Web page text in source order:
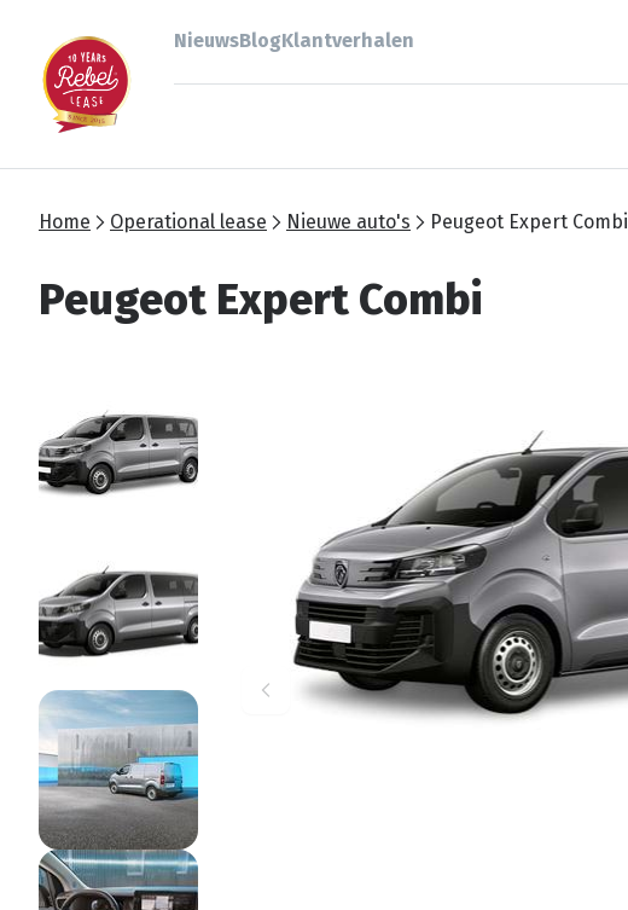
NieuwsBlogKlantverhalen
Home Operational lease Nieuwe auto's Peugeot Expert Combi
Peugeot Expert Combi